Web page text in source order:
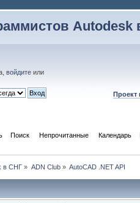
Autodesk
войдите или
Проект
Поиск Непрочитанные Календарь
в СНГ » ADN Club» AutoCAD .NET API